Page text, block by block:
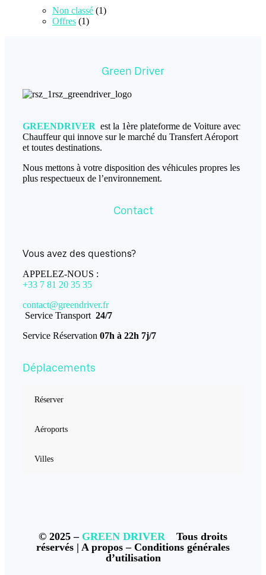
Non classé (1)
Offres (1)
Green Driver
GREENDRIVER est la 1ère plateforme de Voiture avec
Chauffeur qui innove sur le marché du Transfert Aéroport
et toutes destinations.
Nous mettons à votre disposition des véhicules propres les
plus respectueux de l’environnement.
Contact
Vous avez des questions?
APPELEZ-NOUS :
+33 7 81 20 35 35
contact@greendriver.fr
Service Transport 24/7
Service Réservation 07h à 22h 7j/7
Déplacements
Réserver
Aéroports
Villes
© 2025 – GREEN DRIVER– Tous droits
réservés | A propos – Conditions générales
d’utilisation